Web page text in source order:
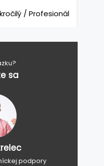
/ Profesionál
sa
podpory